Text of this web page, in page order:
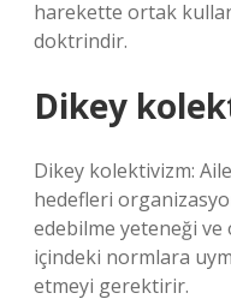
harekette ortak
doktrindir.
Dikey
Dikey kolektivizm:
hedefleri
edebilme yeteneği
içindeki normlara
etmeyi gerektirir.